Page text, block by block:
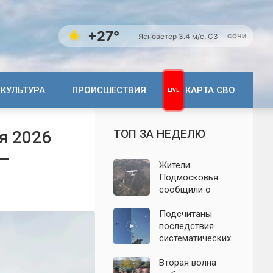
+27° Ясноветер 3.4 м/с, СЗ СОЧИ
КУЛЬТУРА ПРОИСШЕСТВИЯ КАРТА СВО
2026
ТОП ЗА НЕДЕЛЮ
Жители
Подмосковья
сообщили о
обнародованы
подробности о
налёте
августа
Подсчитаны
последствия
систематических
Ленинградскую
Вторая волна